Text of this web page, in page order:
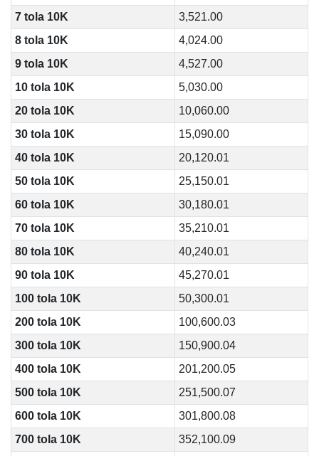
7 tola 10K
3,521.00
8 tola 10K
4,024.00
9 tola 10K
4,527.00
10 tola 10K
5,030.00
20 tola 10K
10,060.00
30 tola 10K
15,090.00
40 tola 10K
20,120.01
50 tola 10K
25,150.01
60 tola 10K
30,180.01
70 tola 10K
35,210.01
80 tola 10K
40,240.01
90 tola 10K
45,270.01
100 tola 10K
50,300.01
200 tola 10K
100,600.03
300 tola 10K
150,900.04
400 tola 10K
201,200.05
500 tola 10K
251,500.07
600 tola 10K
301,800.08
700 tola 10K
352,100.09